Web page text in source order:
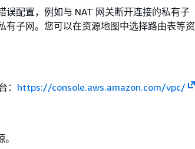
误配置，例如与 NAT 网关断开连接的私有子
有子网。您可以在资源地图中选择路由表等资
： https://console.aws.amazon.com/vpc/